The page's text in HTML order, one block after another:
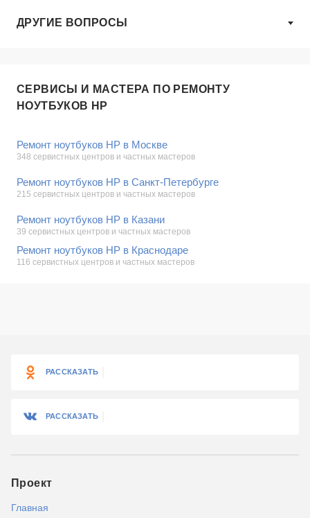
ДРУГИЕ ВОПРОСЫ
СЕРВИСЫ И МАСТЕРА ПО РЕМОНТУ
НОУТБУКОВ HP
Ремонт ноутбуков HP в Москве
348 сервистных центров и частных мастеров
Ремонт ноутбуков HP в Санкт-Петербурге
215 сервистных центров и частных мастеров
Ремонт ноутбуков HP в Казани
39 сервистных центров и частных мастеров
Ремонт ноутбуков HP в Краснодаре
116 сервистных центров и частных мастеров
РАССКАЗАТЬ
РАССКАЗАТЬ
Проект
Главная